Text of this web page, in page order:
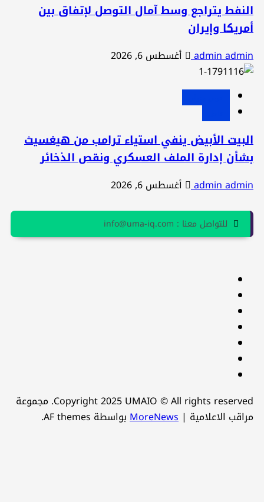
يتراجع وسط آمال التوصل لإتفاق بين
وإيران
admin أغسطس 6, 2026
الأبيض ينفي استياء ترامب من هيغسيث
إدارة الملف العسكري ونقص الذخائر
admin أغسطس 6, 2026
للتواصل معنا : info@uma-iq.com
facebook
Twitter
youtube
Linkedin
instagram
snapchat
Telegram
Copyright 2025 UMAIO © All rights reserved. مجموعة
الاعلامية|
MoreNewsبواسطة AF themes.